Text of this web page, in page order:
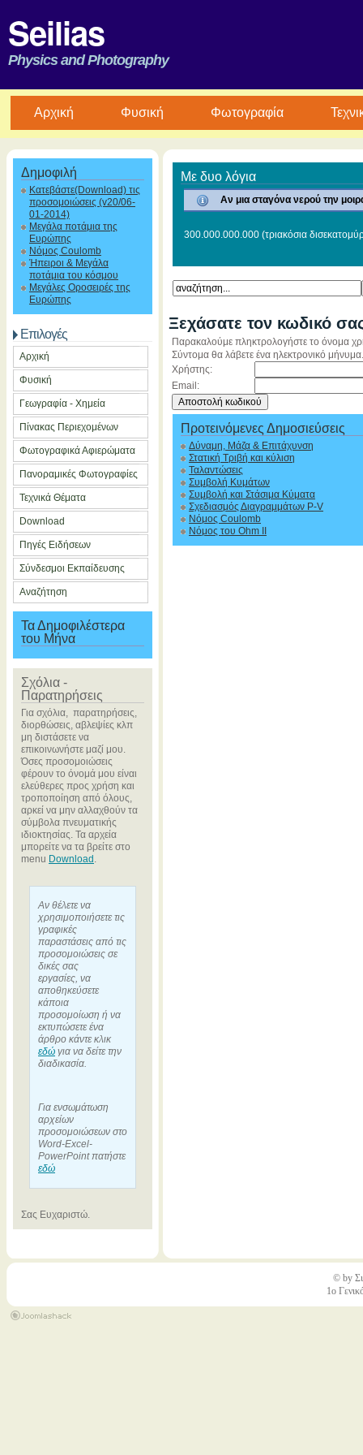
Seilias
Physics and Photography
Aρχική Φυσική Φωτογραφία
Δημοφιλή
Κατεβάστε(Download) τις
προσομοιώσεις (v20/06-
01-2014)
Μεγάλα ποτάμια της
Ευρώπης
Νόμος Coulomb
Ήπειροι & Μεγάλα
ποτάμια του κόσμου
Μεγάλες Οροσειρές της
Ευρώπης
Επιλογές
Αρχική
Φυσική
Γεωγραφία - Χημεία
Πίνακας Περιεχομένων
Φωτογραφικά Αφιερώματα
Πανοραμικές Φωτογραφίες
Τεχνικά Θέματα
Download
Πηγές Ειδήσεων
Σύνδεσμοι Εκπαίδευσης
Αναζήτηση
Τα Δημοφιλέστερα
του Μήνα
Σχόλια -
Παρατηρήσεις
Για σχόλια, παρατηρήσεις,
διορθώσεις, αβλεψίες κλπ
μη διστάσετε να
επικοινωνήστε μαζί μου.
Όσες προσομοιώσεις
φέρουν το όνομά μου είναι
ελεύθερες προς χρήση και
τροποποίηση από όλους,
αρκεί να μην αλλαχθούν τα
σύμβολα πνευματικής
ιδιοκτησίας. Τα αρχεία
μπορείτε να τα βρείτε στο
menu Download .
Αν θέλετε να
χρησιμοποιήσετε τις
γραφικές
παραστάσεις από τις
προσομοιώσεις σε
δικές σας
εργασίες, να
αποθηκεύσετε
κάποια
προσομοίωση ή να
εκτυπώσετε ένα
άρθρο κάντε κλικ
εδώ για να δείτε την
διαδικασία.
Για ενσωμάτωση
αρχείων
προσομοιώσεων στο
Word-Excel-
PowerPoint πατήστε
εδώ
Σας Ευχαριστώ.
Με δυο λόγια
Αν μια σταγόνα νερού την
300.000.000.000 (τριακόσια
Ξεχάσατε τον κωδικό
Παρακαλούμε πληκτρολογήστε το όνομα
Σύντομα θα λάβετε ένα ηλεκτρονικό
Χρήστης:
Email:
Προτεινόμενες Δημοσιεύσεις
Δύναμη, Μάζα & Επιτάχυνση
Στατική Τριβή και κύλιση
Ταλαντώσεις
Συμβολή Κυμάτων
Συμβολή και Στάσιμα Κύματα
Σχεδιασμός Διαγραμμάτων P-V
Νόμος Coulomb
Νόμος του Ohm II
© by
1ο